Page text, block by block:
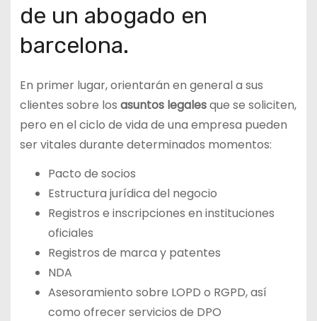
de un abogado en
barcelona.
En primer lugar, orientarán en general a sus
clientes sobre los asuntos legalesque se soliciten,
pero en el ciclo de vida de una empresa pueden
ser vitales durante determinados momentos:
Pacto de socios
Estructura jurídica del negocio
Registros e inscripciones en instituciones
oficiales
Registros de marca y patentes
NDA
Asesoramiento sobre LOPD o RGPD, así
como ofrecer servicios de DPO